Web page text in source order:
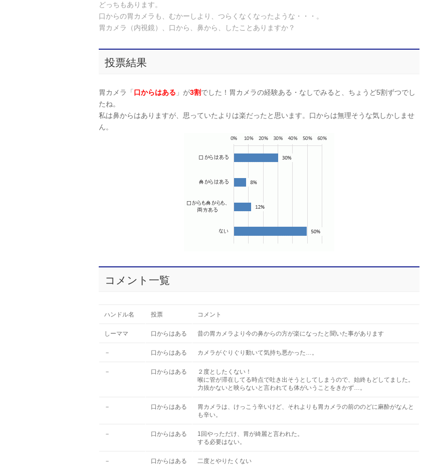
どっちもあります。
口からの胃カメラも、むかーしより、つらくなくなったような・・・。
胃カメラ（内視鏡）、口から、鼻から、したことありますか？
投票結果
胃カメラ「 口からはある 」が3割でした！胃カメラの経験ある・なしでみると、ちょうど5割ずつでし
たね。
私は鼻からはありますが、思っていたよりは楽だったと思います。口からは無理そうな気しかしませ
ん。
コメント一覧
ハンドル名 投票 コメント
しーママ 口からはある 昔の胃カメラより今の鼻からの方が楽になったと聞いた事があります
－ 口からはある カメラがぐりぐり動いて気持ち悪かった…。
－ 口からはある
２度としたくない！
喉に管が滞在してる時点で吐き出そうとしてしまうので、始終もどしてました。
力抜かないと映らないと言われても体がいうことをきかず…。
－ 口からはある
胃カメラは、けっこう辛いけど、それよりも胃カメラの前ののどに麻酔がなんと
も辛い。
－ 口からはある
1回やっただけ、胃が綺麗と言われた。
する必要はない。
－ 口からはある 二度とやりたくない